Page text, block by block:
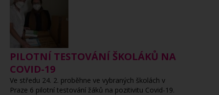
PILOTNÍ TESTOVÁNÍ ŠKOLÁKŮ NA
COVID-19
Ve středu 24. 2. proběhne ve vybraných školách v
Praze 6 pilotní testování žáků na pozitivitu Covid-19.